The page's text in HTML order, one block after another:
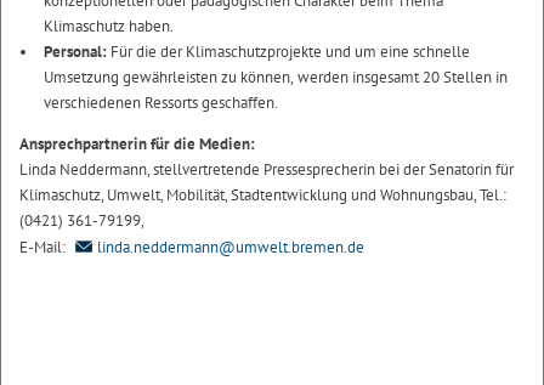
Klimaschutz haben.
Personal: Für die der Klimaschutzprojekte und um eine schnelle
Umsetzung gewährleisten zu können, werden insgesamt 20 Stellen in
verschiedenen Ressorts geschaffen.
Ansprechpartnerin für die Medien:
Linda Neddermann, stellvertretende Pressesprecherin bei der Senatorin für
Klimaschutz, Umwelt, Mobilität, Stadtentwicklung und Wohnungsbau, Tel.:
(0421) 361-79199,
E-Mail:
linda.neddermann@umwelt.bremen.de